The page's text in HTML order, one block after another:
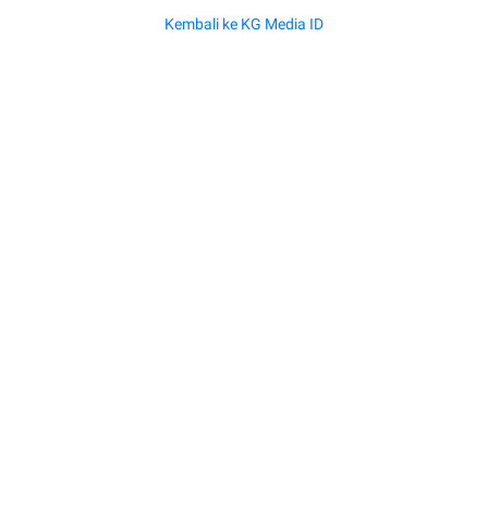
Kembali ke KG Media ID